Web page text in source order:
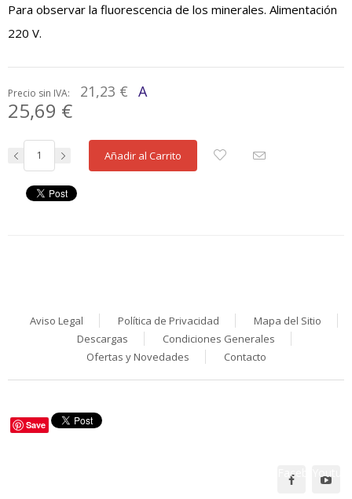
Para observar la fluorescencia de los minerales. Alimentación
220 V.
Precio sin IVA: 21,23 € A
25,69 €
Añadir al Carrito
Aviso Legal Política de Privacidad
Mapa del Sitio
Descargas
Condiciones Generales
Ofertas y Novedades
Contacto
Save
Facebook